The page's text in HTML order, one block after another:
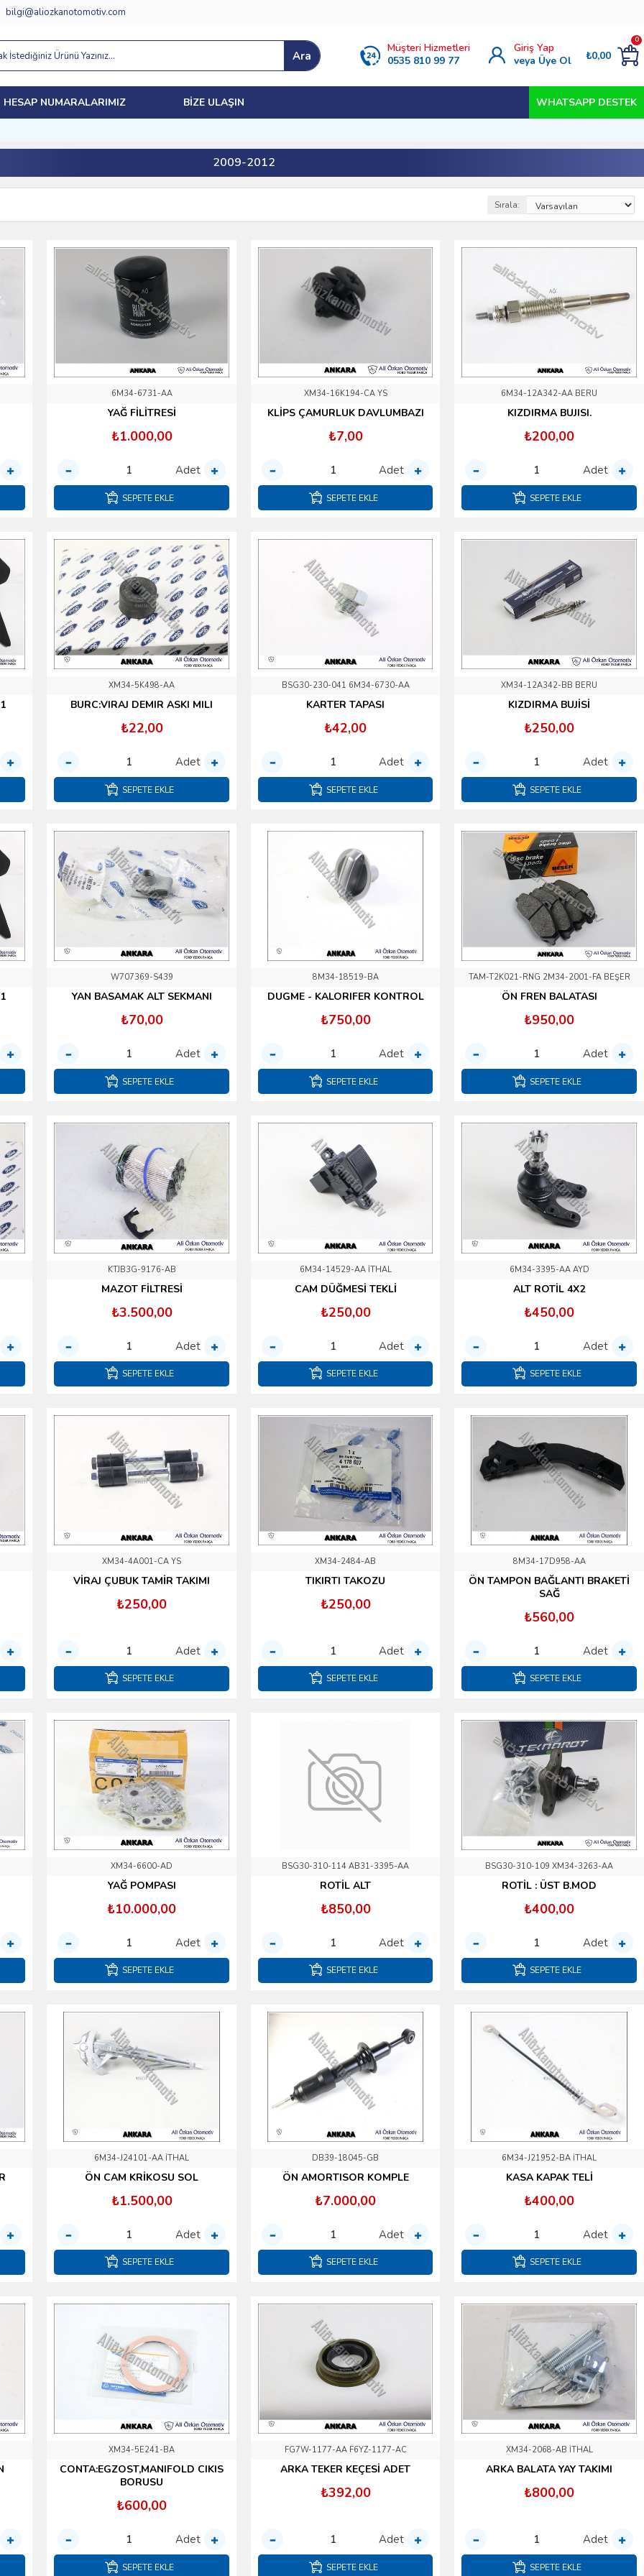
bilgi@aliozkanotomotiv.com
Ara
Müşteri Hizmetleri
0535 810 99 77
Giriş Yap
veya Üye Ol
₺0,00
0
HESAP NUMARALARIMIZ BIZE ULAŞIN WHATSAPP DESTEK
2009-2012
Sırala:
6M34-6731-AA
YAĞ FİLİTRESİ
₺1.000,00
Adet
SEPETE EKLE
XM34-16K194-CA YS
KLİPS ÇAMURLUK DAVLUMBAZI
₺7,00
Adet
SEPETE EKLE
6M34-12A342-AA BERU
KIZDIRMA BUJISI.
₺200,00
Adet
SEPETE EKLE
XM34-5K498-AA
BURC:VIRAJ DEMIR ASKI MILI
₺22,00
Adet
SEPETE EKLE
BSG30-230-041 6M34-6730-AA
KARTER TAPASI
₺42,00
Adet
SEPETE EKLE
XM34-12A342-BB BERU
KIZDIRMA BUJİSİ
₺250,00
Adet
SEPETE EKLE
W707369-S439
YAN BASAMAK ALT SEKMANI
₺70,00
Adet
SEPETE EKLE
8M34-18519-BA
DUGME - KALORIFER KONTROL
₺750,00
Adet
SEPETE EKLE
TAM-T2K021-RNG 2M34-2001-FA BEŞER
ÖN FREN BALATASI
₺950,00
Adet
SEPETE EKLE
KTJB3G-9176-AB
MAZOT FİLTRESİ
₺3.500,00
Adet
SEPETE EKLE
6M34-14529-AA İTHAL
CAM DÜĞMESİ TEKLİ
₺250,00
Adet
SEPETE EKLE
6M34-3395-AA AYD
ALT ROTİL 4X2
₺450,00
Adet
SEPETE EKLE
XM34-4A001-CA YS
VİRAJ ÇUBUK TAMİR TAKIMI
₺250,00
Adet
SEPETE EKLE
XM34-2484-AB
TIKIRTI TAKOZU
₺250,00
Adet
SEPETE EKLE
8M34-17D958-AA
ÖN TAMPON BAĞLANTI BRAKETİ
SAĞ
₺560,00
Adet
SEPETE EKLE
XM34-6600-AD
YAĞ POMPASI
₺10.000,00
Adet
SEPETE EKLE
BSG30-310-114 AB31-3395-AA
ROTİL ALT
₺850,00
Adet
SEPETE EKLE
BSG30-310-109 XM34-3263-AA
ROTİL : ÜST B.MOD
₺400,00
Adet
SEPETE EKLE
6M34-J24101-AA İTHAL
ÖN CAM KRİKOSU SOL
₺1.500,00
Adet
SEPETE EKLE
DB39-18045-GB
ÖN AMORTISOR KOMPLE
₺7.000,00
Adet
SEPETE EKLE
6M34-J21952-BA İTHAL
KASA KAPAK TELİ
₺400,00
Adet
SEPETE EKLE
XM34-5E241-BA
CONTA:EGZOST,MANIFOLD CIKIS
BORUSU
₺600,00
Adet
SEPETE EKLE
FG7W-1177-AA F6YZ-1177-AC
ARKA TEKER KEÇESİ ADET
₺392,00
Adet
SEPETE EKLE
XM34-2068-AB İTHAL
ARKA BALATA YAY TAKIMI
₺800,00
Adet
SEPETE EKLE